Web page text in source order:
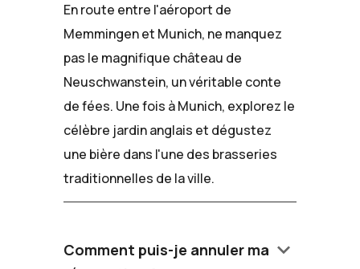
En route entre l'aéroport de
Memmingen et Munich, ne manquez
pas le magnifique château de
Neuschwanstein, un véritable conte
de fées. Une fois à Munich, explorez le
célèbre jardin anglais et dégustez
une bière dans l'une des brasseries
traditionnelles de la ville.
Comment puis-je annuler ma keyboard_arrow_down